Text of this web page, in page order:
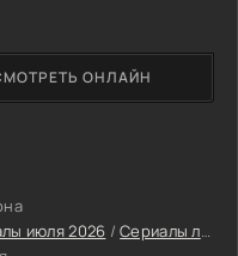
июля 2026 /Сериалы лета 2026
ОНЛАЙН